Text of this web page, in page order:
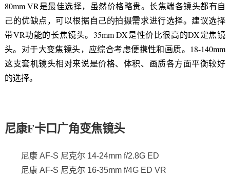
80mm VR是最佳选择，虽然价格略贵。长焦端各镜头都有自
己的优缺点，可以根据自己的拍摄需求进行选择。建议选择
带VR功能的长焦镜头。35mm DX是性价比很高的DX定焦镜
头。对于大变焦镜头，应综合考虑便携性和画质。18-140mm
这支套机镜头相对来说是价格、体积、画质各方面平衡较好
的选择。
尼康F卡口广角变焦镜头
尼康 AF-S 尼克尔 14-24mm f/2.8G ED
尼康 AF-S 尼克尔 16-35mm f/4G ED VR